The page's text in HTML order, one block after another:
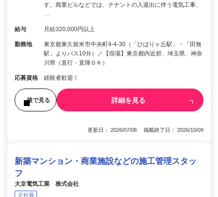
す。商業ビルなどでは、テナントの入退出に伴う電気工事、
…
給与 月給320,000円以上
勤務地
東京都東久留米市中央町4-4-30（「ひばりヶ丘駅」・「田無
駅」よりバス10分）／【現場】東京都内近郊、埼玉県、神奈
川県（直行・直帰ＯＫ）
応募資格 経験者歓迎！
後で見る 詳細を見る
更新日： 2026/07/08 掲載終了日： 2026/10/09
新築マンション・商業施設などの施工管理スタッ
フ
大京電気工業 株式会社
正社員